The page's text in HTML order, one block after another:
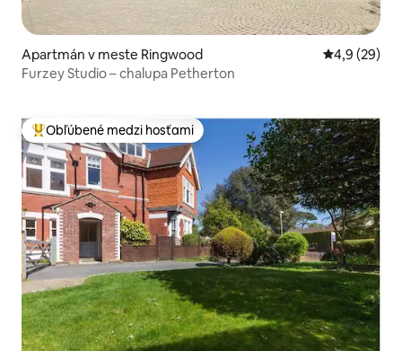
Apartmán v meste Ringwood Priemerné
4,9 (29)
Furzey Studio – chalupa Petherton
Najobľúbenejšie medzi hosťami
Obľúbené medzi hosťami